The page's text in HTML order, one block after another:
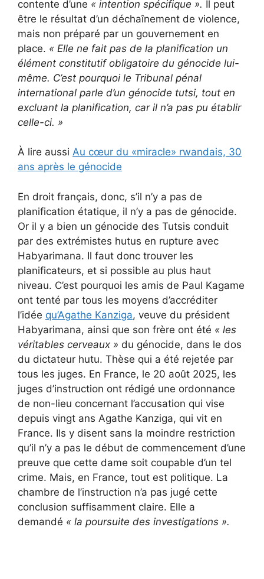
contente d’une « intention spécifique ». Il peut
être le résultat d’un déchaînement de violence,
mais non préparé par un gouvernement en
place. « Elle ne fait pas de la planification un
élément constitutif obligatoire du génocide lui-
même. C’est pourquoi le Tribunal pénal
international parle d’un génocide tutsi, tout en
excluant la planification, car il n’a pas pu établir
celle-ci. »
À lire aussi Au cœur du «miracle» rwandais, 30
ans après le génocide
En droit français, donc, s’il n’y a pas de
planification étatique, il n’y a pas de génocide.
Or il y a bien un génocide des Tutsis conduit
par des extrémistes hutus en rupture avec
Habyarimana. Il faut donc trouver les
planificateurs, et si possible au plus haut
niveau. C’est pourquoi les amis de Paul Kagame
ont tenté par tous les moyens d’accréditer
l’idée qu’Agathe Kanziga, veuve du président
Habyarimana, ainsi que son frère ont été « les
véritables cerveaux » du génocide, dans le dos
du dictateur hutu. Thèse qui a été rejetée par
tous les juges. En France, le 20 août 2025, les
juges d’instruction ont rédigé une ordonnance
de non-lieu concernant l’accusation qui vise
depuis vingt ans Agathe Kanziga, qui vit en
France. Ils y disent sans la moindre restriction
qu’il n’y a pas le début de commencement d’une
preuve que cette dame soit coupable d’un tel
crime. Mais, en France, tout est politique. La
chambre de l’instruction n’a pas jugé cette
conclusion suffisamment claire. Elle a
demandé « la poursuite des investigations ».